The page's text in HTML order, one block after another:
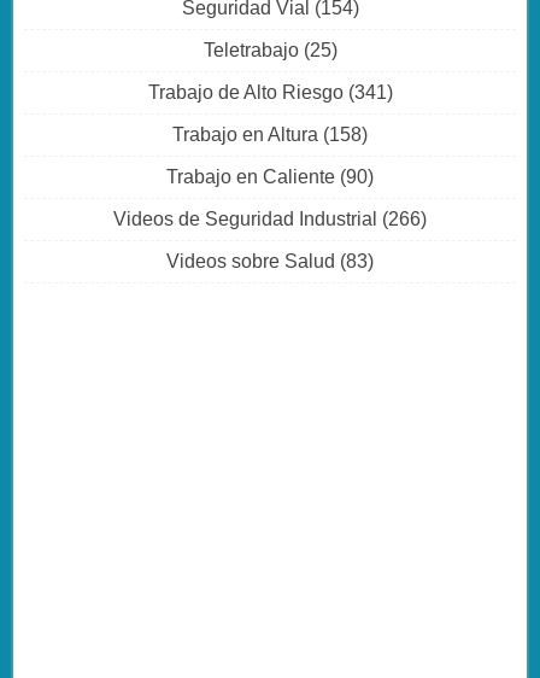
Seguridad Vial (154)
Teletrabajo(25)
Trabajo de Alto Riesgo(341)
Trabajo en Altura (158)
Trabajo en Caliente (90)
Videos de Seguridad Industrial (266)
Videos sobre Salud (83)